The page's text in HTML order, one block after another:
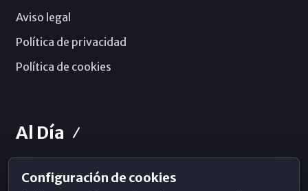
Aviso legal
Política de privacidad
Política de cookies
Al Día
Horarios de Misa
Configuración de cookies